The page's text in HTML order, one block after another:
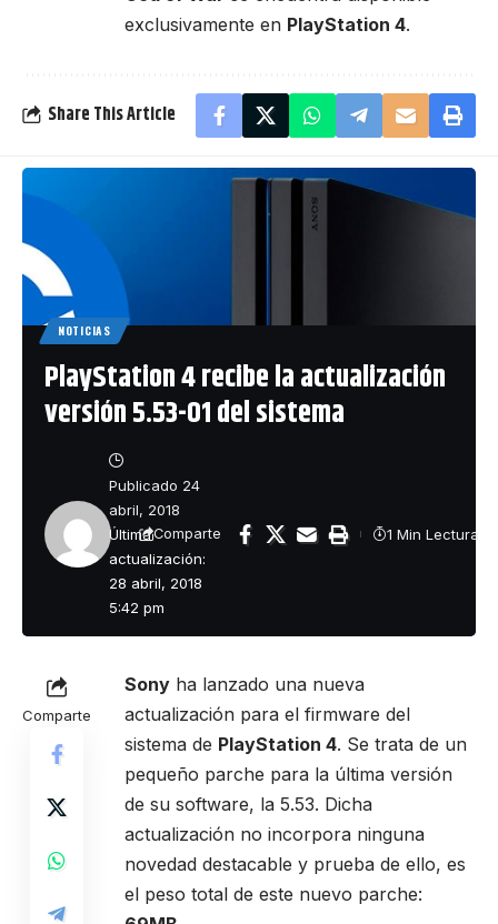
exclusivamente en PlayStation 4.
Share This Article
NOTICIAS
PlayStation 4 recibe la actualización
versión 5.53-01 del sistema
Última
actualización:
28 abril, 2018
5:42 pm
Publicado 24
abril, 2018
Comparte 1 Min Lectura
Comparte
Sony ha lanzado una nueva
actualización para el firmware del
sistema de PlayStation 4. Se trata de un
pequeño parche para la última versión
de su software, la 5.53. Dicha
actualización no incorpora ninguna
novedad destacable y prueba de ello, es
el peso total de este nuevo parche: